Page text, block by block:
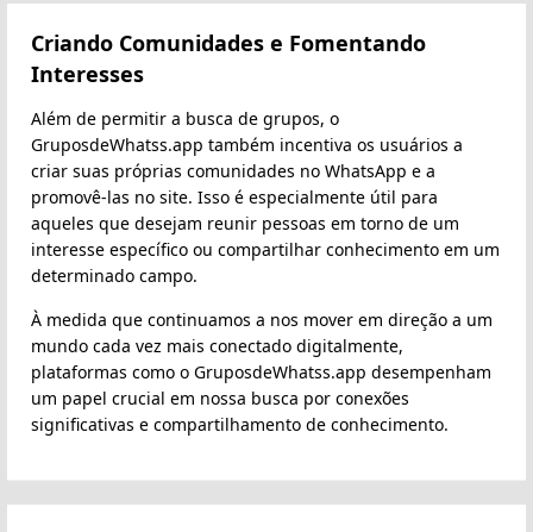
Criando Comunidades e Fomentando
Interesses
Além de permitir a busca de grupos, o
GruposdeWhatss.app também incentiva os usuários a
criar suas próprias comunidades no WhatsApp e a
promovê-las no site. Isso é especialmente útil para
aqueles que desejam reunir pessoas em torno de um
interesse específico ou compartilhar conhecimento em um
determinado campo.
À medida que continuamos a nos mover em direção a um
mundo cada vez mais conectado digitalmente,
plataformas como o GruposdeWhatss.app desempenham
um papel crucial em nossa busca por conexões
significativas e compartilhamento de conhecimento.